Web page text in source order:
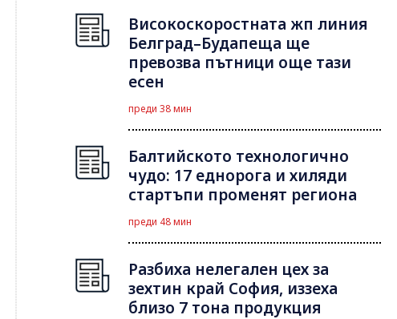
Високоскоростната жп линия
Белград–Будапеща ще
превозва пътници още тази
есен
преди 38 мин
Балтийското технологично
чудо: 17 еднорога и хиляди
стартъпи променят региона
преди 48 мин
Разбиха нелегален цех за
зехтин край София, иззеха
близо 7 тона продукция